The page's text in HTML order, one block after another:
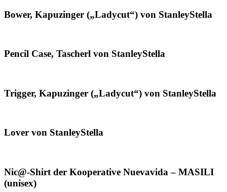
Bower, Kapuzinger („Ladycut“) von StanleyStella
Pencil Case, Tascherl von StanleyStella
Trigger, Kapuzinger („Ladycut“) von StanleyStella
Lover von StanleyStella
Nic@-Shirt der Kooperative Nuevavida – MASILI
(unisex)